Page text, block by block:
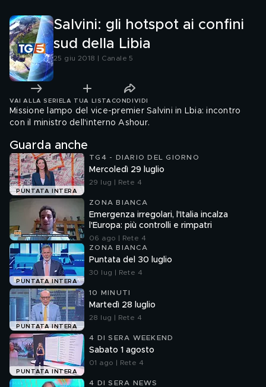
Salvini: gli hotspot ai confini
sud della Libia
25 giu 2018 | Canale 5
VAI ALLA SERIE LA TUA LISTA CONDIVIDI
Missione lampo del vice-premier Salvini in Lbia: incontro
con il ministro dell'interno Ashour.
Guarda anche
PUNTATA INTERA
TG4 - DIARIO DEL GIORNO
Mercoledì 29 luglio
29 lug | Rete 4
ZONA BIANCA
Emergenza irregolari, l'Italia incalza
l'Europa: più controlli e rimpatri
06 ago | Rete 4
PUNTATA INTERA
ZONA BIANCA
Puntata del 30 luglio
30 lug | Rete 4
PUNTATA INTERA
10 MINUTI
Martedì 28 luglio
28 lug | Rete 4
PUNTATA INTERA
4 DI SERA WEEKEND
Sabato 1 agosto
01 ago | Rete 4
4 DI SERA NEWS